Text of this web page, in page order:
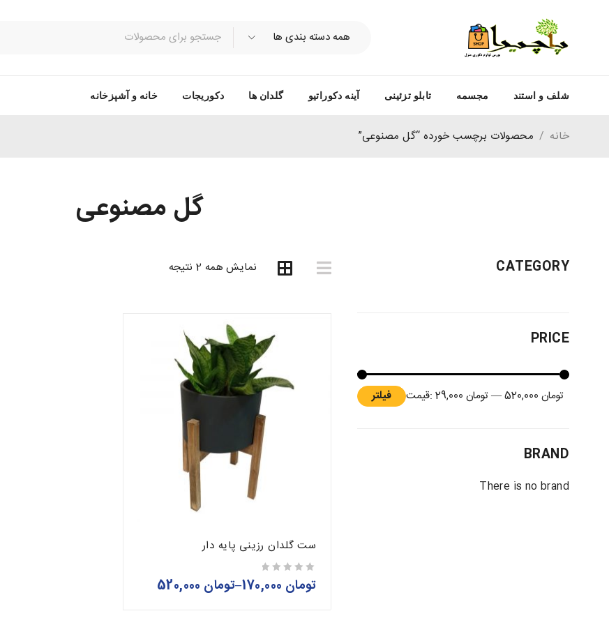
شلف و استند مجسمه تابلو تزئینی آینه دکوراتیو گلدان ها دکوریجات خانه و آشپزخانه
گل مصنوعی
خانه / محصولات برچسب خورده “گل مصنوعی”
CATEGORY
PRICE
فیلتر قیمت: تومان 29,000— تومان 520,000
BRAND
There is no brand
نمایش همه 2 نتیجه
ست گلدان رزینی پایه دار
تومان –تومان